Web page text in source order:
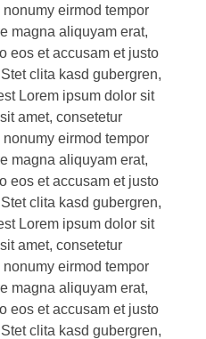
eirmod tempor
magna aliquyam erat,
eos et accusam et justo
clita kasd gubergren,
Lorem ipsum dolor sit
amet, consetetur
eirmod tempor
magna aliquyam erat,
eos et accusam et justo
clita kasd gubergren,
Lorem ipsum dolor sit
amet, consetetur
eirmod tempor
magna aliquyam erat,
eos et accusam et justo
clita kasd gubergren,